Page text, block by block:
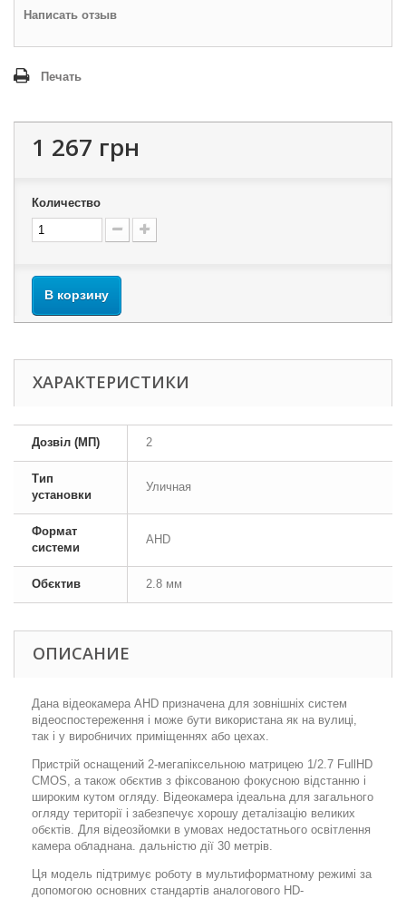
Написать отзыв
Печать
1 267 грн
Количество
В корзину
ХАРАКТЕРИСТИКИ
Дозвіл (МП) 2
Тип
установки
Уличная
Формат
системи
AHD
Обєктив 2.8 мм
ОПИСАНИЕ
Дана відеокамера AHD призначена для зовнішніх систем
відеоспостереження і може бути використана як на вулиці,
так і у виробничих приміщеннях або цехах.
Пристрій оснащений 2-мегапіксельною матрицею 1/2.7 FullHD
CMOS, а також обєктив з фіксованою фокусною відстанню і
широким кутом огляду. Відеокамера ідеальна для загального
огляду території і забезпечує хорошу деталізацію великих
обєктів. Для відеозйомки в умовах недостатнього освітлення
камера обладнана. дальністю дії 30 метрів.
Ця модель підтримує роботу в мультиформатному режимі за
допомогою основних стандартів аналогового HD-